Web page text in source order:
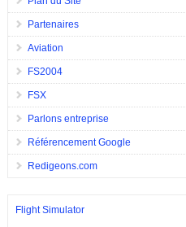
Partenaires
Aviation
FS2004
FSX
Parlons entreprise
Référencement Google
Redigeons.com
Flight Simulator